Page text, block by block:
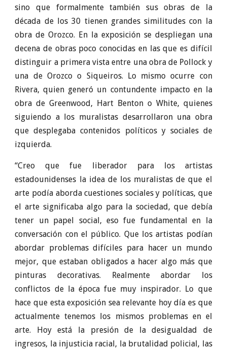
sino que formalmente también sus obras de la
década de los 30 tienen grandes similitudes con la
obra de Orozco. En la exposición se despliegan una
decena de obras poco conocidas en las que es difícil
distinguir a primera vista entre una obra de Pollock y
una de Orozco o Siqueiros. Lo mismo ocurre con
Rivera, quien generó un contundente impacto en la
obra de Greenwood, Hart Benton o White, quienes
siguiendo a los muralistas desarrollaron una obra
que desplegaba contenidos políticos y sociales de
izquierda.
“Creo que fue liberador para los artistas
estadounidenses la idea de los muralistas de que el
arte podía aborda cuestiones sociales y políticas, que
el arte significaba algo para la sociedad, que debía
tener un papel social, eso fue fundamental en la
conversación con el público. Que los artistas podían
abordar problemas difíciles para hacer un mundo
mejor, que estaban obligados a hacer algo más que
pinturas decorativas. Realmente abordar los
conflictos de la época fue muy inspirador. Lo que
hace que esta exposición sea relevante hoy día es que
actualmente tenemos los mismos problemas en el
arte. Hoy está la presión de la desigualdad de
ingresos, la injusticia racial, la brutalidad policial, las